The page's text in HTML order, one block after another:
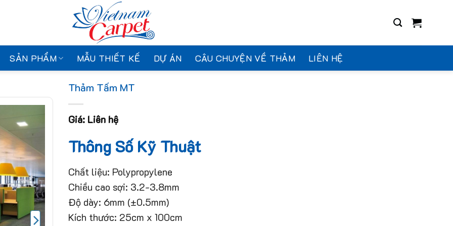
SẢN PHẨM MẪU THIẾT KẾ DỰ ÁN CÂU CHUYỆN VỀ THẢM LIÊN HỆ
Thảm Tấm MT
Giá: Liên hệ
Thông Số Kỹ Thuật
Chất liệu: Polypropylene
Chiều cao sợi: 3.2-3.8mm
Độ dày: 6mm (±0.5mm)
Kích thước: 25cm x 100cm